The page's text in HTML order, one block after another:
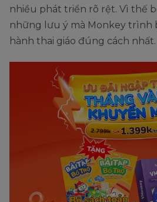
nhiều phát triển rõ rệt. Vì thế
những lưu ý mà Monkey trình
hành thai giáo đúng cách nhất.